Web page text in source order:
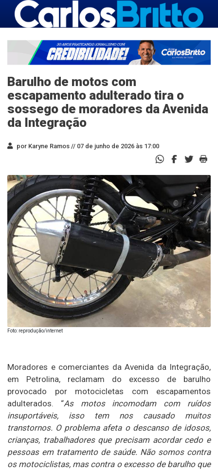
Barulho de motos com
escapamento adulterado tira o
sossego de moradores da Avenida
da Integração
por Karyne Ramos // 07 de junho de 2026 às 17:00
Foto: reprodução/internet
Moradores e comerciantes da Avenida da Integração,
em Petrolina, reclamam do excesso de barulho
provocado por motocicletas com escapamentos
adulterados. “As motos incomodam com ruídos
insuportáveis, isso tem nos causado muitos
transtornos. O problema afeta o descanso de idosos,
crianças, trabalhadores que precisam acordar cedo e
pessoas em tratamento de saúde. Não somos contra
os motociclistas, mas contra o excesso de barulho que